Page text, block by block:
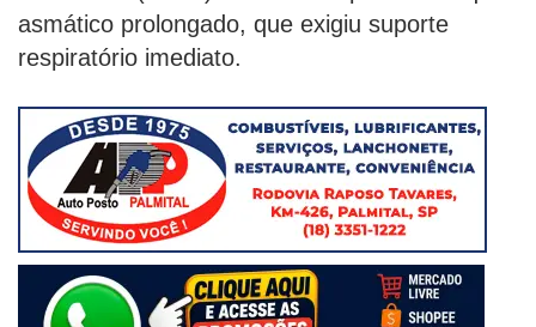
asmático prolongado, que exigiu suporte
respiratório imediato.